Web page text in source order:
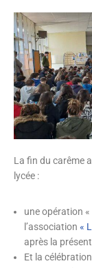
La fin du carême
lycée :
une opération
l’association «
après la
Et la